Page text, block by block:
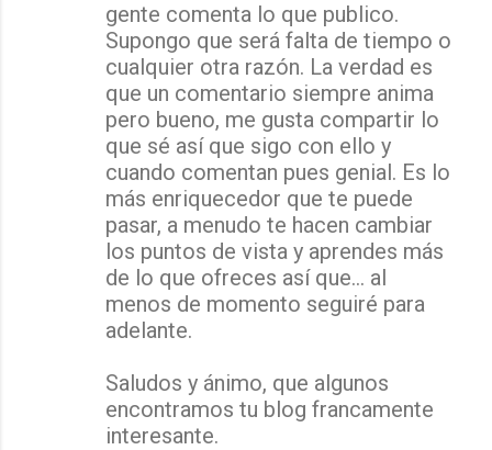
gente comenta lo que publico.
Supongo que será falta de tiempo o
cualquier otra razón. La verdad es
que un comentario siempre anima
pero bueno, me gusta compartir lo
que sé así que sigo con ello y
cuando comentan pues genial. Es lo
más enriquecedor que te puede
pasar, a menudo te hacen cambiar
los puntos de vista y aprendes más
de lo que ofreces así que... al
menos de momento seguiré para
adelante.
Saludos y ánimo, que algunos
encontramos tu blog francamente
interesante.